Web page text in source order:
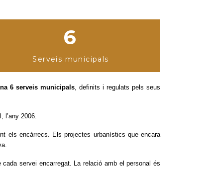
6
Serveis municipals
6 serveis municipals, definits i regulats pels seus
l’any 2006.
els encàrrecs. Els projectes urbanístics que encara
servei encarregat. La relació amb el personal és